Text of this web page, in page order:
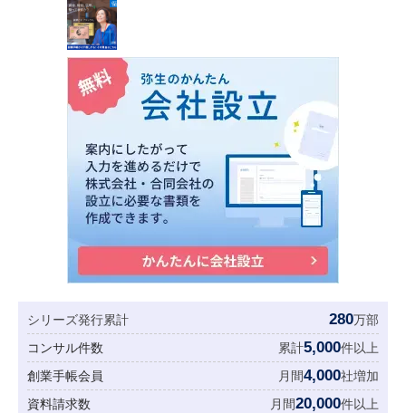
シリーズ発行累計 280万部
コンサル件数
累計5,000件以上
創業手帳会員
月間4,000社増加
資料請求数
月間20,000件以上